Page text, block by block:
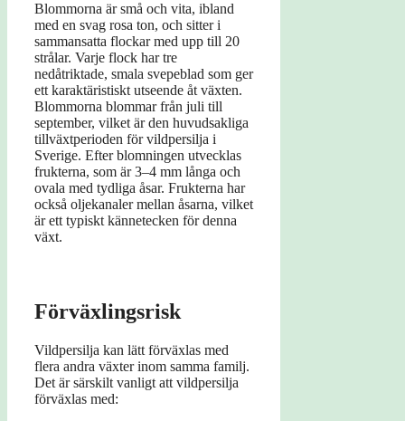
Blommorna är små och vita, ibland
med en svag rosa ton, och sitter i
sammansatta flockar med upp till 20
strålar. Varje flock har tre
nedåtriktade, smala svepeblad som ger
ett karaktäristiskt utseende åt växten.
Blommorna blommar från juli till
september, vilket är den huvudsakliga
tillväxtperioden för vildpersilja i
Sverige. Efter blomningen utvecklas
frukterna, som är 3–4 mm långa och
ovala med tydliga åsar. Frukterna har
också oljekanaler mellan åsarna, vilket
är ett typiskt kännetecken för denna
växt.
Förväxlingsrisk
Vildpersilja kan lätt förväxlas med
flera andra växter inom samma familj.
Det är särskilt vanligt att vildpersilja
förväxlas med: